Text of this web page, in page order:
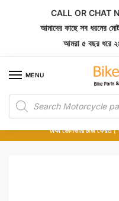
CALL OR CHAT
আমাদের কাছে সব ধরনের
আমরা ৫ বছর ধরে ২৪
MENU
Products
search
১০০% অরিজিনাল পার্টস – শোরুম থেকে
অর্ডার করার পর পার্টের ছবি দেখুন।
টাকা ডেলিভারি চার্জ